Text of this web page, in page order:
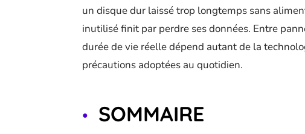
un disque dur laissé trop longtemps sans
inutilisé finit par perdre ses données. Entre
durée de vie réelle dépend autant de la
précautions adoptées au quotidien.
SOMMAIRE